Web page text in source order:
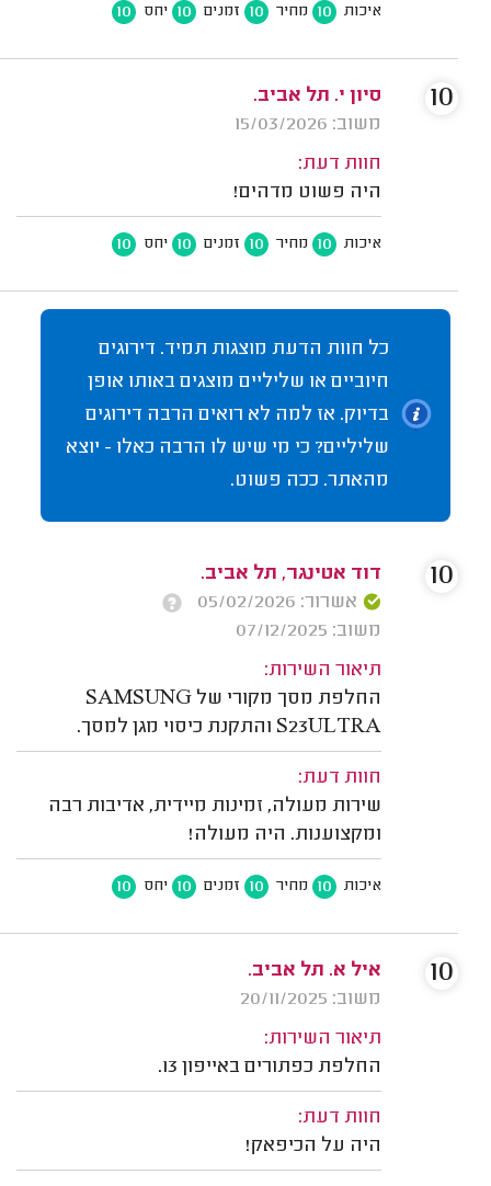
איכות 10 מחיר 10 זמנים 10 יחס 10
סיון י. תל אביב.
משוב: 15/03/2026
חוות דעת:
היה פשוט מדהים!
איכות 10 מחיר 10 זמנים 10 יחס 10
10
כל חוות הדעת מוצגות תמיד. דירוגים
חיוביים או שליליים מוצגים באותו אופן
בדיוק. אז למה לא רואים הרבה דירוגים
שליליים? כי מי שיש לו הרבה כאלו - יוצא
מהאתר. ככה פשוט.
דוד אטינגר, תל אביב.
אשרור: 05/02/2026
משוב: 07/12/2025
תיאור השירות:
החלפת מסך מקורי של SAMSUNG
S23ULTRA והתקנת כיסוי מגן למסך.
חוות דעת:
שירות מעולה, זמינות מיידית, אדיבות רבה
ומקצוענות. היה מעולה!
איכות 10 מחיר 10 זמנים 10 יחס 10
10
איל א. תל אביב.
משוב: 20/11/2025
תיאור השירות:
החלפת כפתורים באייפון 13.
חוות דעת:
היה על הכיפאק!
10